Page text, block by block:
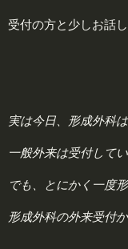
受付の方と少しお話
実は今日、形成外科
一般外来は受付して
でも、とにかく一度
形成外科の外来受付